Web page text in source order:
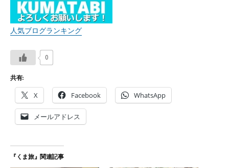
人気ブログランキング
0
共有:
X Facebook WhatsApp
メールアドレス
『くま旅』関連記事